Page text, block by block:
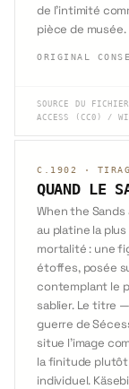
de l'intimité
pièce de musée.
ORIGINAL
SOURCE DU
ACCESS (CC0) /
C.1902 ·
QUAND LE
When the
au platine la
mortalité : une
étoffes, posée
contemplant le
sablier. Le titre
guerre de
situe l'image
la finitude
individuel.